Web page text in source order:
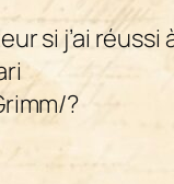
si j’ai réussi
?